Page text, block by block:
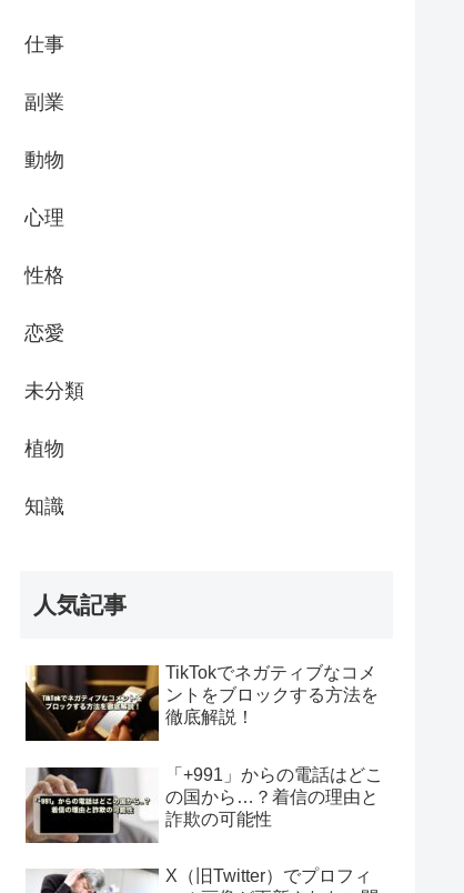
仕事
副業
動物
心理
性格
恋愛
未分類
植物
知識
人気記事
TikTokでネガティブなコメ
ントをブロックする方法を
徹底解説！
「+991」からの電話はどこ
の国から…？着信の理由と
詐欺の可能性
X（旧Twitter）でプロフィ